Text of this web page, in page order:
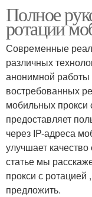
Полное
ротации
Современные
различных
анонимной работы
востребованных
мобильных прокси
предоставляет
через IP-адреса
улучшает
статье мы
прокси с ротацией
предложить.